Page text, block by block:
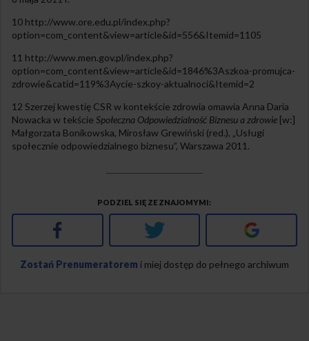
10 http://www.ore.edu.pl/index.php?
option=com_content&view=article&id=556&Itemid=1105
11 http://www.men.gov.pl/index.php?
option=com_content&view=article&id=1846%3Aszkoa-promujca-
zdrowie&catid=119%3Aycie-szkoy-aktualnoci&Itemid=2
12 Szerzej kwestię CSR w kontekście zdrowia omawia Anna Daria
Nowacka w tekście Społeczna Odpowiedzialność Biznesu a zdrowie [w:]
Małgorzata Bonikowska, Mirosław Grewiński (red.), „Usługi
społecznie odpowiedzialnego biznesu”, Warszawa 2011.
PODZIEL SIĘ ZE ZNAJOMYMI
Facebook Twitter Google+
Zostań Prenumeratorem i miej dostęp do pełnego archiwum